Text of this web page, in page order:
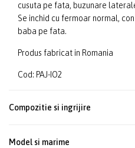
cusuta pe fata, buzunare
Se inchid cu fermoar normal,
baba pe fata.
Produs fabricat in Romania
Cod: PAJ-IO2
Compozitie si ingrijire
Model si marime